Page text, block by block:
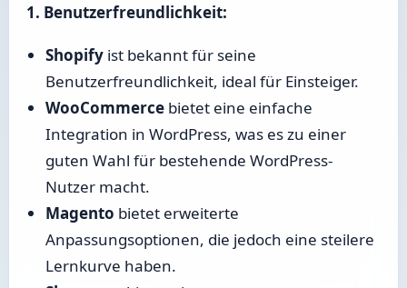
1. Benutzerfreundlichkeit:
Shopifyist bekannt für seine
Benutzerfreundlichkeit, ideal für Einsteiger.
WooCommercebietet eine einfache
Integration in WordPress, was es zu einer
guten Wahl für bestehende WordPress-
Nutzer macht.
Magento bietet erweiterte
Anpassungsoptionen, die jedoch eine steilere
Lernkurve haben.